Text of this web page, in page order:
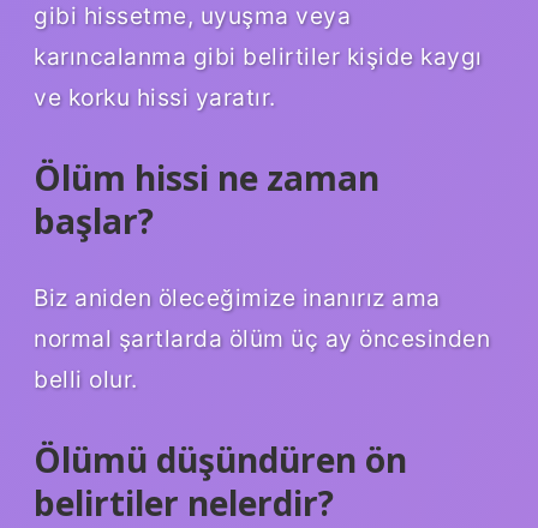
gibi hissetme, uyuşma veya
karıncalanma gibi belirtiler kişide kaygı
ve korku hissi yaratır.
Ölüm hissi ne zaman
başlar?
Biz aniden öleceğimize inanırız ama
normal şartlarda ölüm üç ay öncesinden
belli olur.
Ölümü düşündüren ön
belirtiler nelerdir?